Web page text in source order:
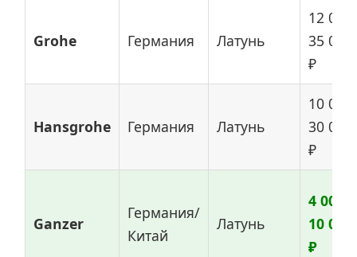
Grohe Германия Латунь
12
35 000
₽
Hansgrohe Германия Латунь
10
30 000
₽
Ganzer
Германия/
Китай
Латунь
4 000–
10 000
₽